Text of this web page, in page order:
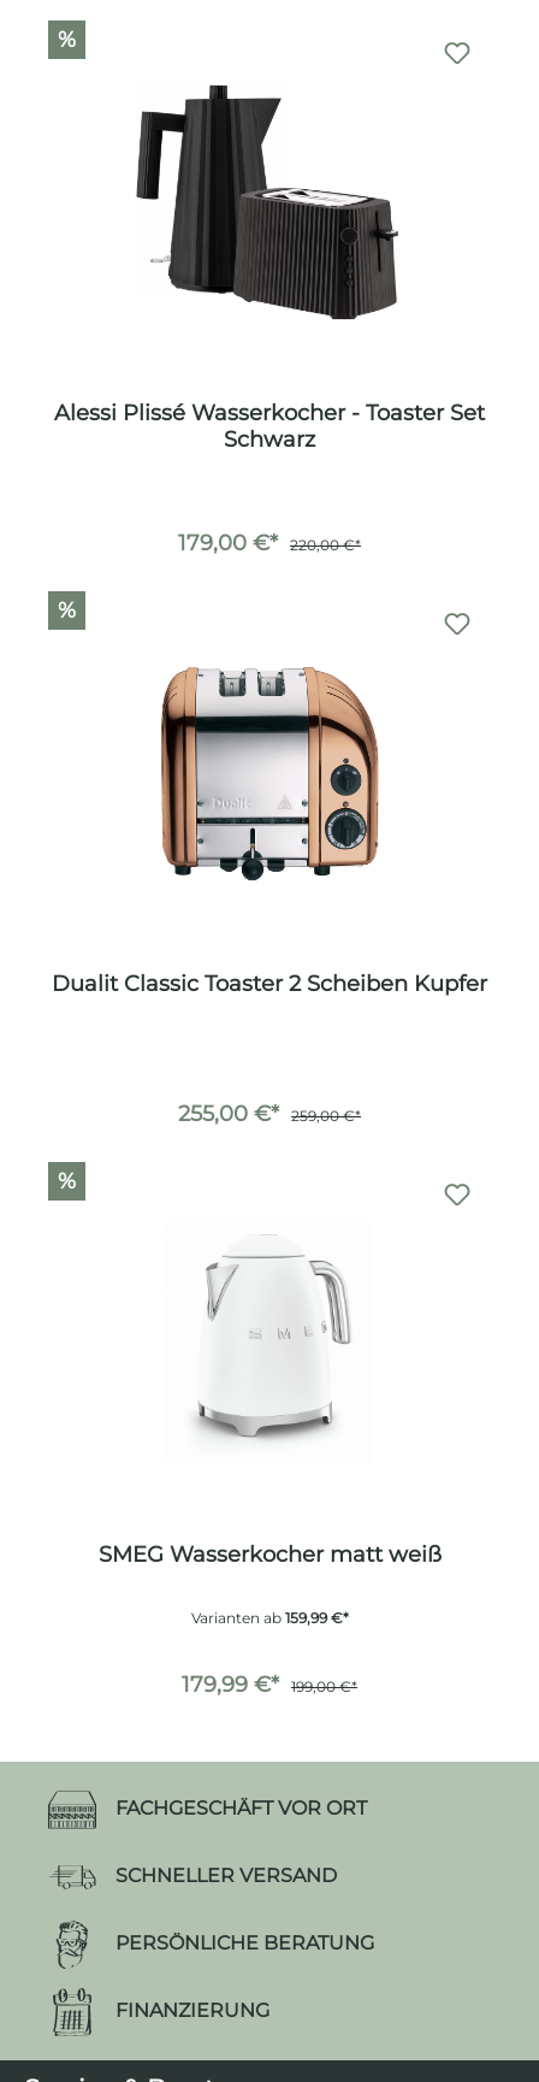
%
Alessi Plissé Wasserkocher - Toaster Set
Schwarz
179,00 €* 220,00 €*
%
Dualit Classic Toaster 2 Scheiben Kupfer
255,00 €* 259,00 €*
%
SMEG Wasserkocher matt weiß
Varianten ab159,99 €*
179,99 €* 199,00 €*
FACHGESCHÄFT VOR ORT
SCHNELLER VERSAND
PERSÖNLICHE BERATUNG
FINANZIERUNG